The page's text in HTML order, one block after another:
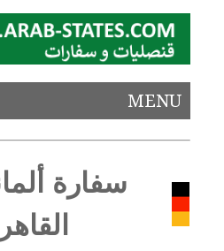
MENU
سفارة